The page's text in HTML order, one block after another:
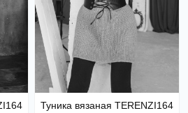
Туника вязаная TERENZI164